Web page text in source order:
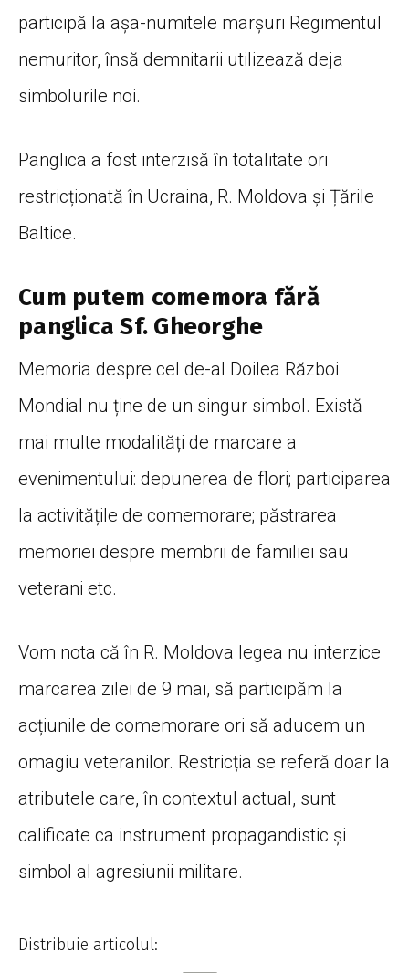
participă la așa-numitele marșuri Regimentul
nemuritor, însă demnitarii utilizează deja
simbolurile noi.
Panglica a fost interzisă în totalitate ori
restricționată în Ucraina, R. Moldova și Țările
Baltice.
Cum putem comemora fără
panglica Sf. Gheorghe
Memoria despre cel de-al Doilea Război
Mondial nu ține de un singur simbol. Există
mai multe modalități de marcare a
evenimentului: depunerea de flori; participarea
la activitățile de comemorare; păstrarea
memoriei despre membrii de familiei sau
veterani etc.
Vom nota că în R. Moldova legea nu interzice
marcarea zilei de 9 mai, să participăm la
acțiunile de comemorare ori să aducem un
omagiu veteranilor. Restricția se referă doar la
atributele care, în contextul actual, sunt
calificate ca instrument propagandistic și
simbol al agresiunii militare.
Distribuie articolul: